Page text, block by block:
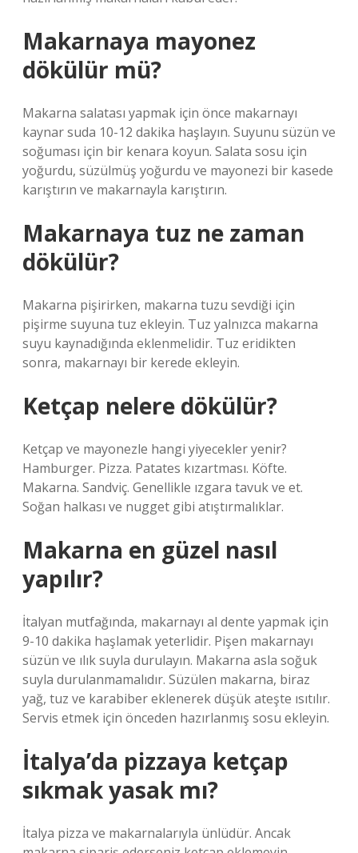
Makarnaya mayonez
dökülür mü?
Makarna salatası yapmak için önce makarnayı
kaynar suda 10-12 dakika haşlayın. Suyunu süzün ve
soğuması için bir kenara koyun. Salata sosu için
yoğurdu, süzülmüş yoğurdu ve mayonezi bir kasede
karıştırın ve makarnayla karıştırın.
Makarnaya tuz ne zaman
dökülür?
Makarna pişirirken, makarna tuzu sevdiği için
pişirme suyuna tuz ekleyin. Tuz yalnızca makarna
suyu kaynadığında eklenmelidir. Tuz eridikten
sonra, makarnayı bir kerede ekleyin.
Ketçap nelere dökülür?
Ketçap ve mayonezle hangi yiyecekler yenir?
Hamburger. Pizza. Patates kızartması. Köfte.
Makarna. Sandviç. Genellikle ızgara tavuk ve et.
Soğan halkası ve nugget gibi atıştırmalıklar.
Makarna en güzel nasıl
yapılır?
İtalyan mutfağında, makarnayı al dente yapmak için
9-10 dakika haşlamak yeterlidir. Pişen makarnayı
süzün ve ılık suyla durulayın. Makarna asla soğuk
suyla durulanmamalıdır. Süzülen makarna, biraz
yağ, tuz ve karabiber eklenerek düşük ateşte ısıtılır.
Servis etmek için önceden hazırlanmış sosu ekleyin.
İtalya’da pizzaya ketçap
sıkmak yasak mı?
İtalya pizza ve makarnalarıyla ünlüdür. Ancak